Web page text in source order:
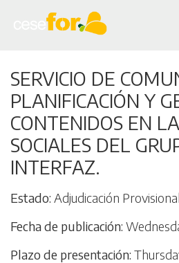
to
SERVICIO DE
PLANIFICACIÓN Y
CONTENIDOS EN
SOCIALES DEL
INTERFAZ.
Estado Adjudicación Provisional
Fecha de publicación
Plazo de presentación